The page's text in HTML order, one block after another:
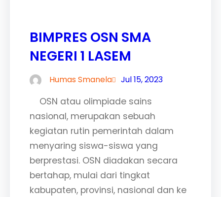
BIMPRES OSN SMA
NEGERI 1 LASEM
Humas Smanela Jul 15, 2023
OSN atau olimpiade sains
nasional, merupakan sebuah
kegiatan rutin pemerintah dalam
menyaring siswa-siswa yang
berprestasi. OSN diadakan secara
bertahap, mulai dari tingkat
kabupaten, provinsi, nasional dan ke